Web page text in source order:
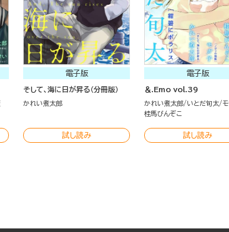
電子版
そして、海に日が昇る（分冊版）
かれい煮太郎
試し読み
電子版
＆.Emo vol.39
かれい煮太郎 いとだ旬太
桂馬びんぞこ
試し読み